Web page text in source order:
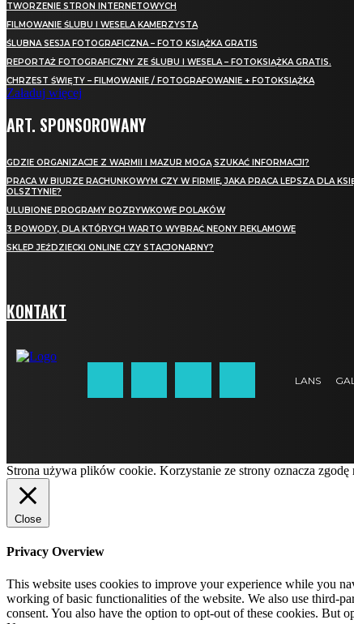
TWORZENIE STRON INTERNETOWYCH
FILMOWANIE ŚLUBU I WESELA KAMERZYSTA
ŚLUBNA SESJA FOTOGRAFICZNA – FOTO KSIĄŻKA GRATIS
REPORTAŻ FOTOGRAFICZNY ZE ŚLUBU I WESELA – FOTOKSIĄŻKA GRATIS.
CHRZEST ŚWIĘTY – FILMOWANIE / FOTOGRAFOWANIE + FOTOKSIĄŻKA
Załaduj więcej
ART. SPONSOROWANY
GDZIE ORGANIZACJE Z WARMII I MAZUR MOGĄ SZUKAĆ INFORMACJI?
PRACA W BIURZE RACHUNKOWYM CZY W FIRMIE, JAKA PRACA LEPSZA DLA
OLSZTYNIE?
ULUBIONE PROGRAMY ROZRYWKOWE POLAKÓW
3 POWODY, DLA KTÓRYCH WARTO WYBRAĆ NEONY REKLAMOWE
SKLEP JEŹDZIECKI ONLINE CZY STACJONARNY?
KONTAKT
LANS
Strona używa plików cookie. Korzystanie ze strony oznacza
Close
Privacy Overview
This website uses cookies to improve your experience while you
working of basic functionalities of the website. We also use third-
consent. You also have the option to opt-out of these cookies. But